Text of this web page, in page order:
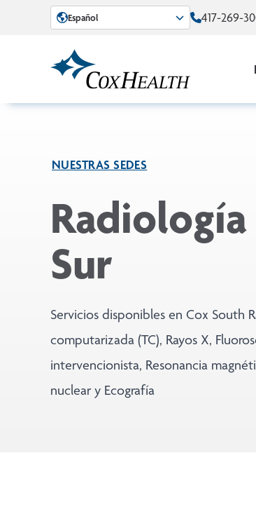
Skip to Main Content
Español 417-269-
NUESTRAS SEDES
Radiología
Sur
Servicios disponibles en Cox South
computarizada (TC), Rayos X,
intervencionista, Resonancia
nuclear y Ecografía